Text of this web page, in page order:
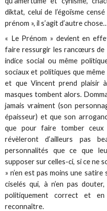
diktat, celui de l’égoïsme
prénom », il s’agit d’autre
« Le Prénom » devient en
faire ressurgir les rancœurs de
indice social ou même
sociaux et politiques que
et que Vincent prend plaisir
masques tombent alors.
jamais vraiment (son
épaisseur) et que son
que pour faire tomber ceux
révèleront d’ailleurs pas
personnalités que ce que
supposer sur celles-ci, si ce ne
» n’en est pas moins une
ciselés qui, à n’en pas
politiquement correct et
reconnaître.